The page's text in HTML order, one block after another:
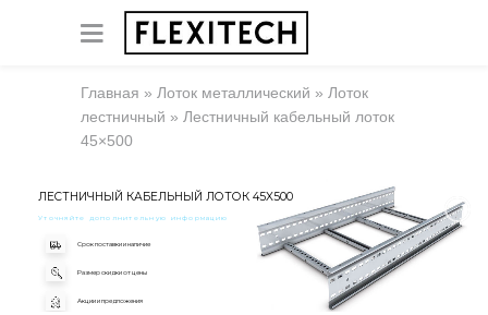
Главная » Лоток металлический » Лоток
лестничный » Лестничный кабельный лоток
45×500
ЛЕСТНИЧНЫЙ КАБЕЛЬНЫЙ ЛОТОК 45X500
Уточняйте дополнительную информацию
Срок поставки и наличие
Размер скидки от цены
Акции и предложения